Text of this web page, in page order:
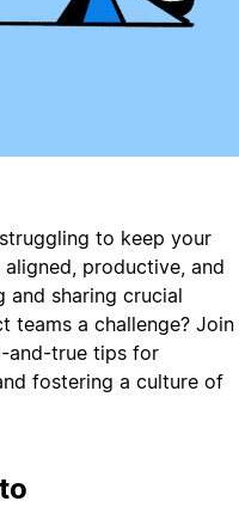
to keep your
productive, and
and sharing crucial
teams a challenge? Join
and-true tips for
fostering a culture of